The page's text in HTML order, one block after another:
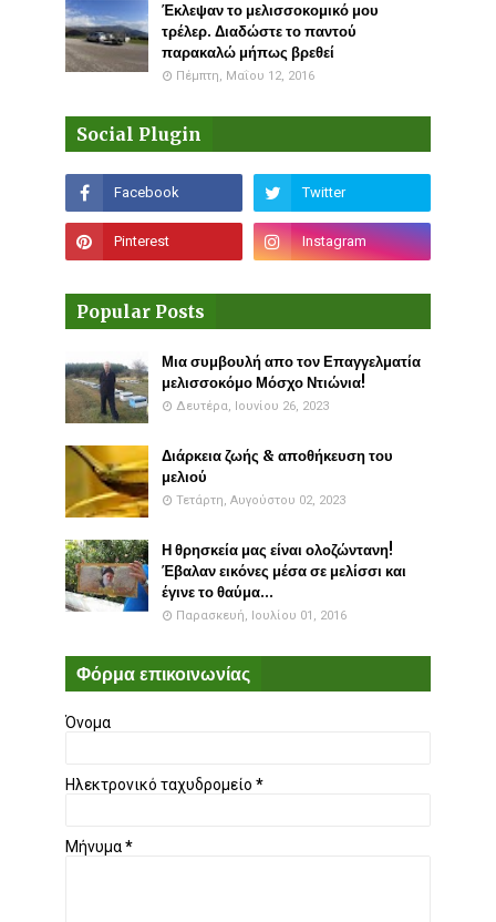
Έκλεψαν το μελισσοκομικό μου
τρέλερ. Διαδώστε το παντού
παρακαλώ μήπως βρεθεί
Πέμπτη, Μαΐου 12, 2016
Social Plugin
Popular Posts
Μια συμβουλή απο τον Επαγγελματία
μελισσοκόμο Μόσχο Ντιώνια!
Δευτέρα, Ιουνίου 26, 2023
Διάρκεια ζωής & αποθήκευση του
μελιού
Τετάρτη, Αυγούστου 02, 2023
Η θρησκεία μας είναι ολοζώντανη!
Έβαλαν εικόνες μέσα σε μελίσσι και
έγινε το θαύμα...
Παρασκευή, Ιουλίου 01, 2016
Φόρμα επικοινωνίας
Όνομα
Ηλεκτρονικό ταχυδρομείο *
Μήνυμα*